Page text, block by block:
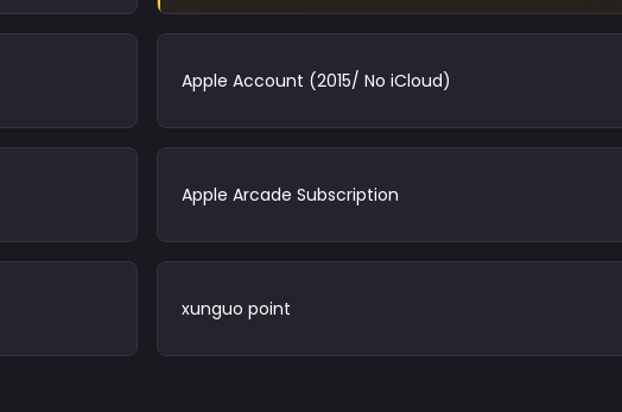
Apple Account (2015/ No iCloud)
Apple Arcade Subscription
xunguo point